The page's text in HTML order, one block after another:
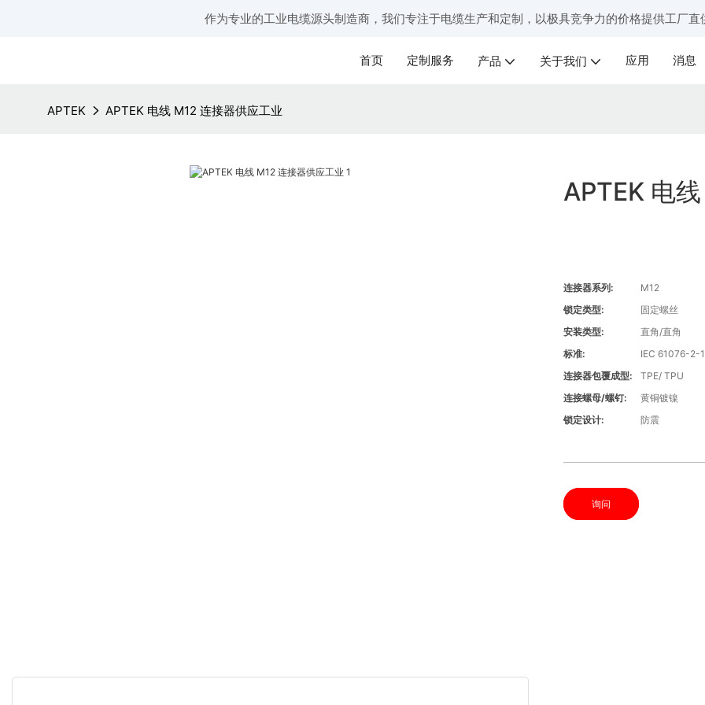
作为专业的工业电缆源头制造商，我们专注于电缆生产和定制，以极具竞争力的价格提供工厂
首页 定制服务 产品 关于我们 应用 消息
APTEK APTEK 电线 M12 连接器供应工业
APTEK 电
连接器系列:
M12
锁定类型:
固定螺丝
安装类型:
直角/直角
标准:
IEC 61076-2-
连接器包覆成型:
TPE/ TPU
连接螺母/螺钉:
黄铜镀镍
锁定设计:
防震
询问